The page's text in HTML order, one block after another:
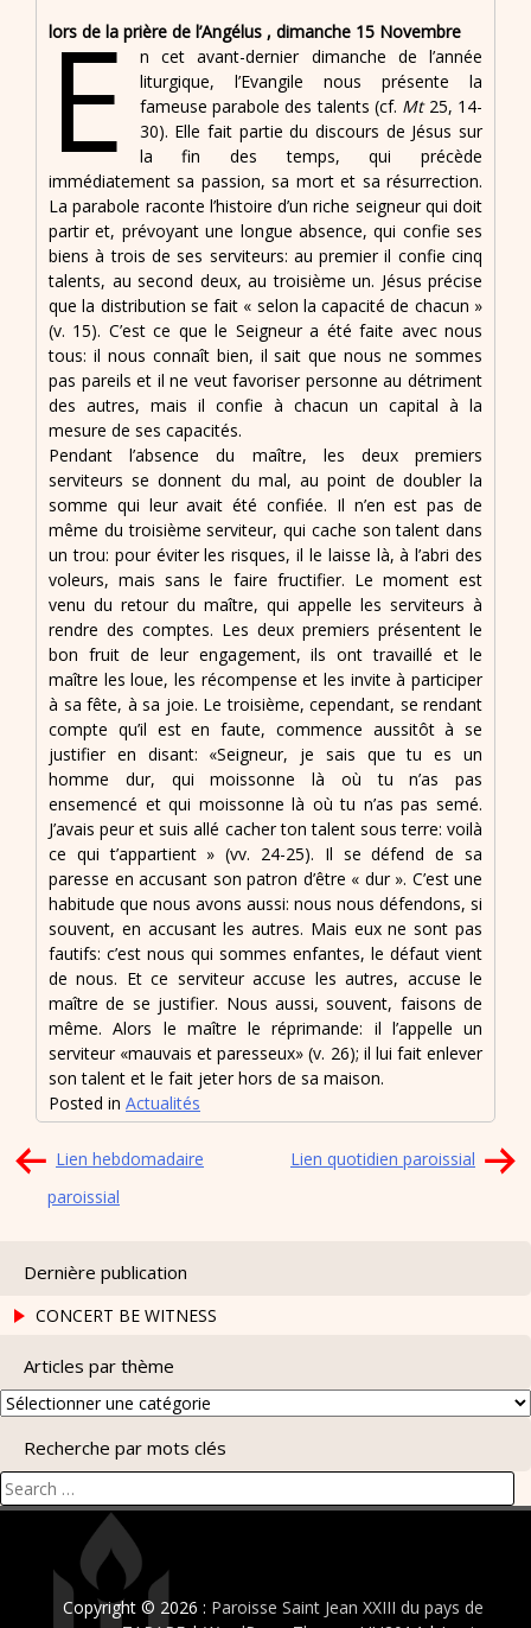
lors de la prière de l’Angélus , dimanche 15 Novembre
E
n cet avant-dernier dimanche de l’année
liturgique, l’Evangile nous présente la
fameuse parabole des talents (cf. Mt25, 14-
30). Elle fait partie du discours de Jésus sur
la fin des temps, qui précède
immédiatement sa passion, sa mort et sa résurrection.
La parabole raconte l’histoire d’un riche seigneur qui doit
partir et, prévoyant une longue absence, qui confie ses
biens à trois de ses serviteurs: au premier il confie cinq
talents, au second deux, au troisième un. Jésus précise
que la distribution se fait « selon la capacité de chacun »
(v. 15). C’est ce que le Seigneur a été faite avec nous
tous: il nous connaît bien, il sait que nous ne sommes
pas pareils et il ne veut favoriser personne au détriment
des autres, mais il confie à chacun un capital à la
mesure de ses capacités.
Pendant l’absence du maître, les deux premiers
serviteurs se donnent du mal, au point de doubler la
somme qui leur avait été confiée. Il n’en est pas de
même du troisième serviteur, qui cache son talent dans
un trou: pour éviter les risques, il le laisse là, à l’abri des
voleurs, mais sans le faire fructifier. Le moment est
venu du retour du maître, qui appelle les serviteurs à
rendre des comptes. Les deux premiers présentent le
bon fruit de leur engagement, ils ont travaillé et le
maître les loue, les récompense et les invite à participer
à sa fête, à sa joie. Le troisième, cependant, se rendant
compte qu’il est en faute, commence aussitôt à se
justifier en disant: «Seigneur, je sais que tu es un
homme dur, qui moissonne là où tu n’as pas
ensemencé et qui moissonne là où tu n’as pas semé.
J’avais peur et suis allé cacher ton talent sous terre: voilà
ce qui t’appartient » (vv. 24-25). Il se défend de sa
paresse en accusant son patron d’être « dur ». C’est une
habitude que nous avons aussi: nous nous défendons, si
souvent, en accusant les autres. Mais eux ne sont pas
fautifs: c’est nous qui sommes enfantes, le défaut vient
de nous. Et ce serviteur accuse les autres, accuse le
maître de se justifier. Nous aussi, souvent, faisons de
même. Alors le maître le réprimande: il l’appelle un
serviteur «mauvais et paresseux» (v. 26); il lui fait enlever
son talent et le fait jeter hors de sa maison.
Posted in Actualités
Navigation
de
Lien hebdomadaire
paroissial
Lien quotidien paroissial
Dernière publication
CONCERT BE WITNESS
Articles par thème
Articles
thèmeRecherche par mots clés
Search
for:
Copyright © 2026 : Paroisse Saint Jean XXIII du pays de